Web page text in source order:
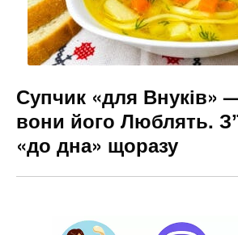
Супчик «для Внуків»
вони його Люблять.
«до дна» щоразу